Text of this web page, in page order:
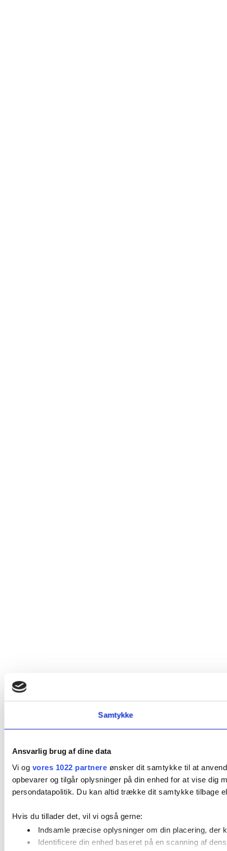
Samtykke
Ansvarlig brug af dine data
Vi og vores 1022 partnereønsker dit samtykke til at
opbevarer og tilgår oplysninger på din enhed for at vise dig
persondatapolitik. Du kan altid trække dit samtykke tilbage
Hvis du tillader det, vil vi også gerne:
Indsamle præcise oplysninger om din placering, der
Identificere din enhed baseret på en scanning af